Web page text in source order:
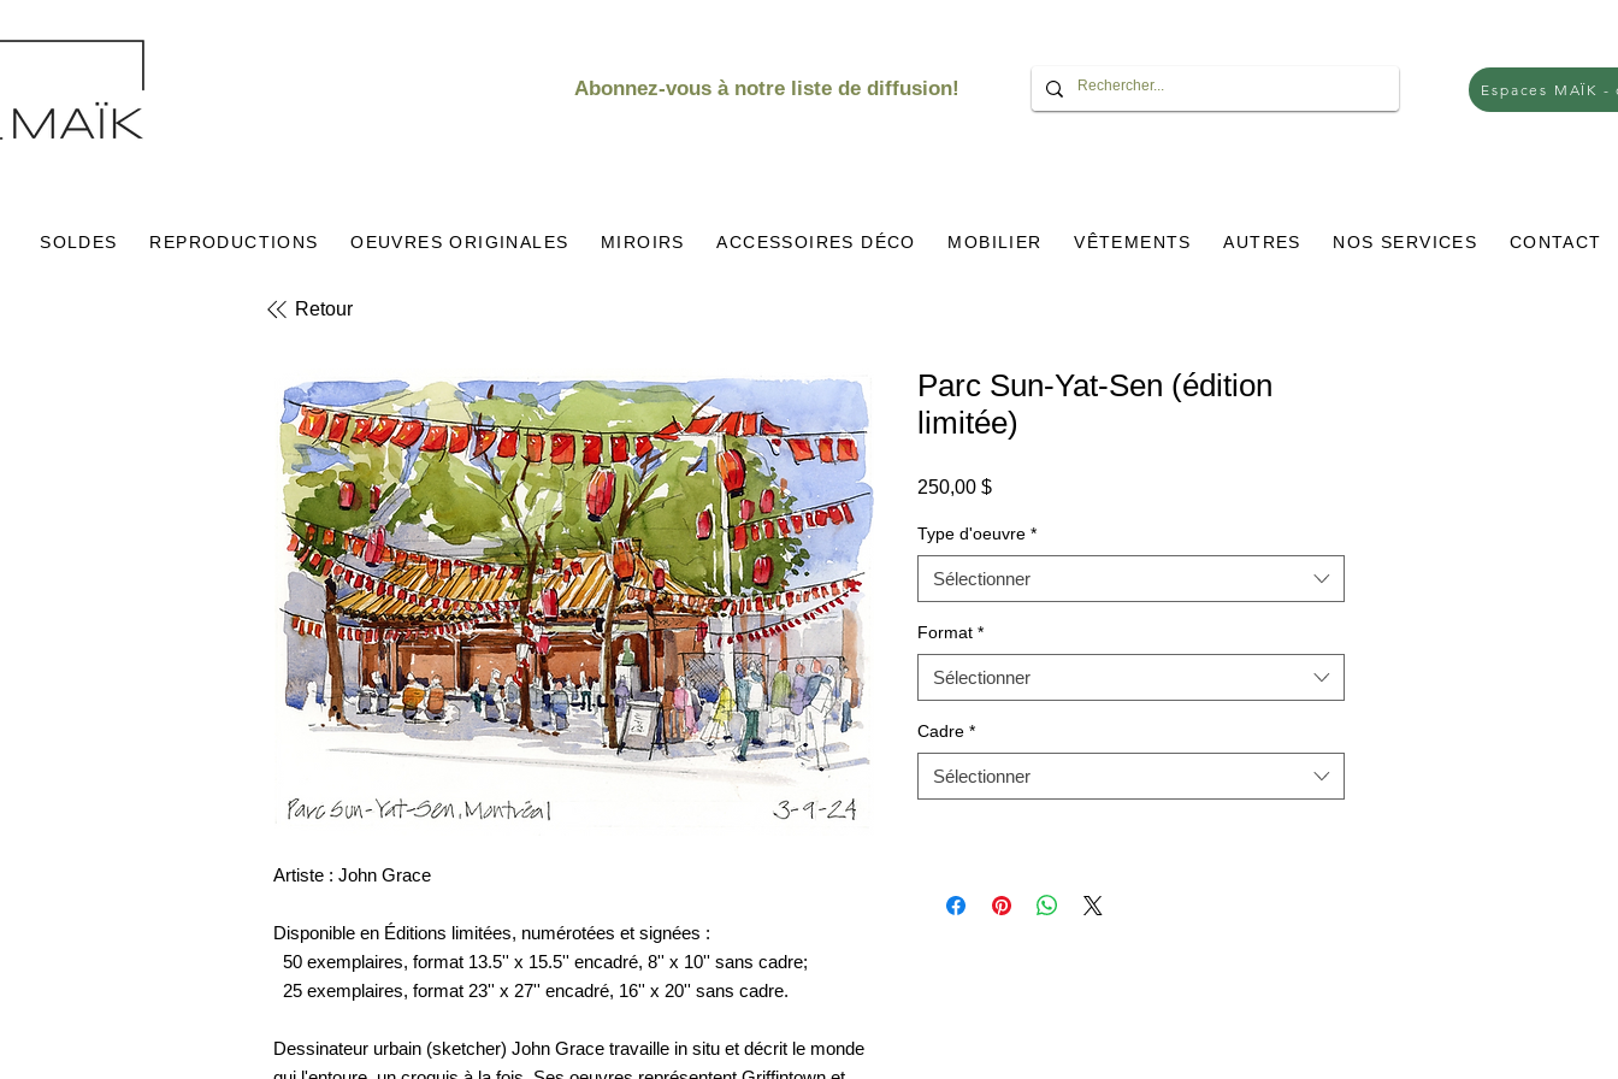
Abonnez-vous à notre liste de diffusion! Espaces MAÏK
SOLDES REPRODUCTIONS OEUVRES ORIGINALES MIROIRS ACCESSOIRES DÉCO MOBILIER VÊTEMENTS AUTRES NOS SERVICES CONTACT
Retour
Artiste : John Grace
Disponible en Éditions limitées, numérotées et signées :
50 exemplaires, format 13.5'' x 15.5'' encadré, 8'' x 10'' sans cadre;
25 exemplaires, format 23'' x 27'' encadré, 16'' x 20'' sans cadre.
Dessinateur urbain (sketcher) John Grace travaille in situ et décrit le monde
Parc Sun-Yat-Sen (édition
limitée)
250,00 $Prix
Type d'oeuvre *
Sélectionner
Format *
Sélectionner
Cadre *
Sélectionner